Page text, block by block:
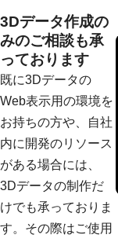
3Dデータ作成の
みのご相談も承
っております
既に3Dデータの
Web表示用の環境を
お持ちの方や、自社
内に開発のリソース
がある場合には、
3Dデータの制作だ
けでも承っておりま
す。その際はご使用